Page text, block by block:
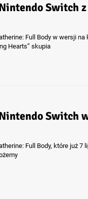
Switch
Full Body w wersji
Hearts” skupia
Switch
Full Body, które już 7